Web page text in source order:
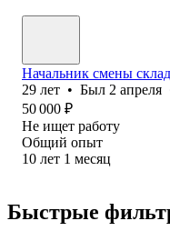
Начальник смены
29 лет • Был 2 апреля
50 000 ₽
Не ищет работу
Общий опыт
10 лет 1 месяц
Быстрые